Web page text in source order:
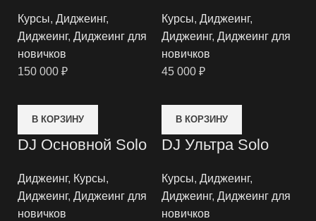
Курсы, Диджеинг,
Диджеинг, Диджеинг для
новичков
150 000 ₽
Курсы, Диджеинг,
Диджеинг, Диджеинг для
новичков
45 000 ₽
В КОРЗИНУ
DJ Основной Solo
Диджеинг, Курсы,
Диджеинг, Диджеинг для
новичков
В КОРЗИНУ
DJ Ультра Solo
Курсы, Диджеинг,
Диджеинг, Диджеинг для
новичков